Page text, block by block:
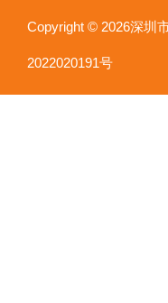
Copyright © 2026深圳
2022020191号